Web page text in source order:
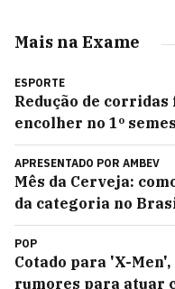
Mais na Exame
ESPORTE
Redução de
encolher no 1º
APRESENTADO POR AMBEV
Mês da Cerveja:
da categoria no
POP
Cotado para 'X-
rumores para atuar